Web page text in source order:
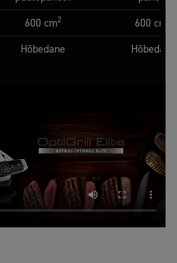
600 cm2 600 cm
Hõbedane Hõbedane